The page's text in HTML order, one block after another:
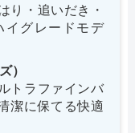
り・追いだき・
イグレードモデ
）
トラファインバ
潔に保てる快適